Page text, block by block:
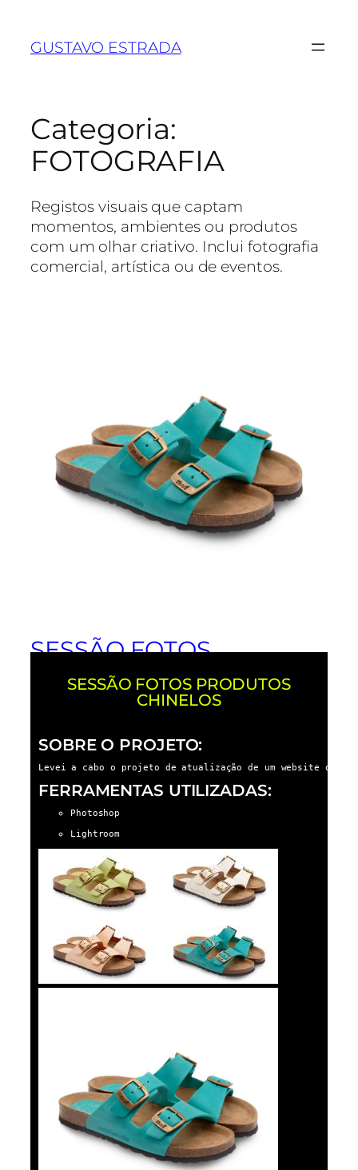
GUSTAVO ESTRADA
Categoria:
FOTOGRAFIA
Registos visuais que captam
momentos, ambientes ou produtos
com um olhar criativo. Inclui fotografia
comercial, artística ou de eventos.
SESSÃO FOTOS
PRODUTO |
CHINELOS/SOCOS
SESSÃO FOTOS PRODUTOS
CHINELOS
SOBRE O PROJETO:
Levei a cabo o projeto de atualização de um website
FERRAMENTAS UTILIZADAS:
Photoshop
Lightroom